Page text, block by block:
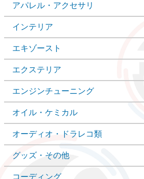
アパレル・アクセサリ
インテリア
エキゾースト
エクステリア
エンジンチューニング
オイル・ケミカル
オーディオ・ドラレコ類
グッズ・その他
コーディング